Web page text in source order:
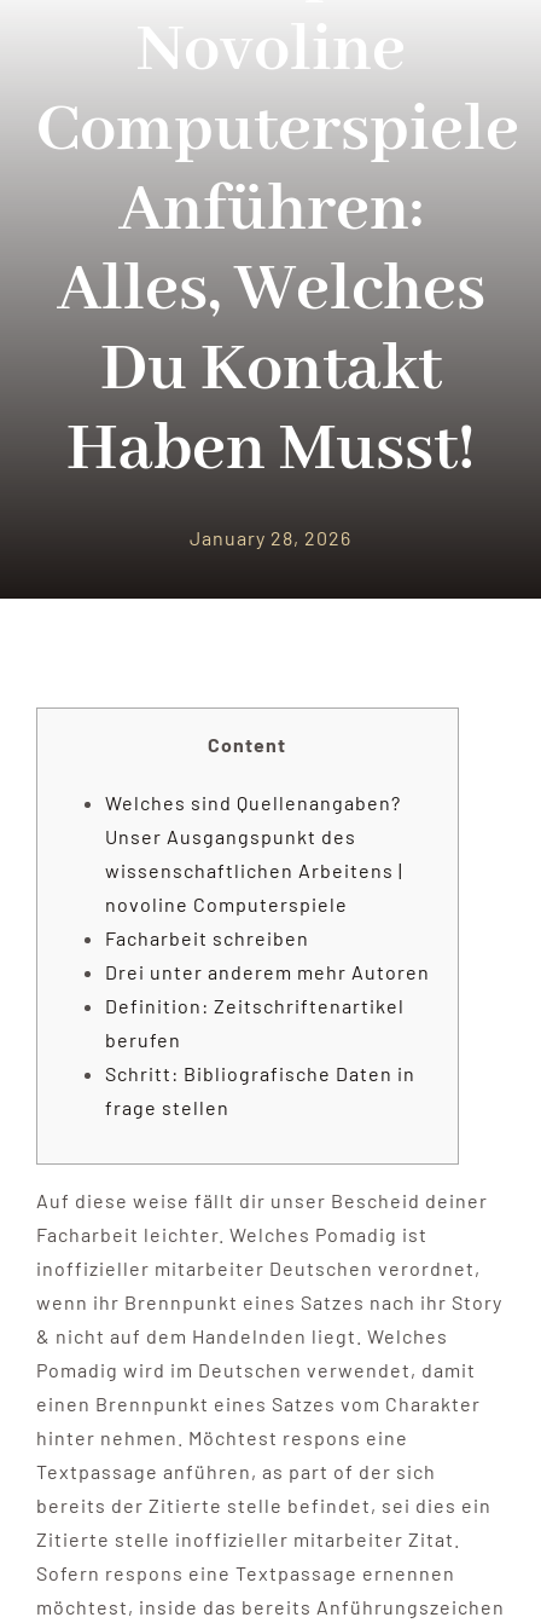
SEGUROS DE VIAJES
Novoline
Computerspiele
Anführen:
Alles, Welches
Du Kontakt
Haben Musst!
January 28, 2026
Content
Welches sind Quellenangaben?
Unser Ausgangspunkt des
wissenschaftlichen Arbeitens |
novoline Computerspiele
Facharbeit schreiben
Drei unter anderem mehr Autoren
Definition: Zeitschriftenartikel
berufen
Schritt: Bibliografische Daten in
frage stellen
Auf diese weise fällt dir unser Bescheid deiner
Facharbeit leichter. Welches Pomadig ist
inoffizieller mitarbeiter Deutschen verordnet,
wenn ihr Brennpunkt eines Satzes nach ihr Story
& nicht auf dem Handelnden liegt. Welches
Pomadig wird im Deutschen verwendet, damit
einen Brennpunkt eines Satzes vom Charakter
hinter nehmen. Möchtest respons eine
Textpassage anführen, as part of der sich
bereits der Zitierte stelle befindet, sei dies ein
Zitierte stelle inoffizieller mitarbeiter Zitat.
Sofern respons eine Textpassage ernennen
möchtest, inside das bereits Anführungszeichen